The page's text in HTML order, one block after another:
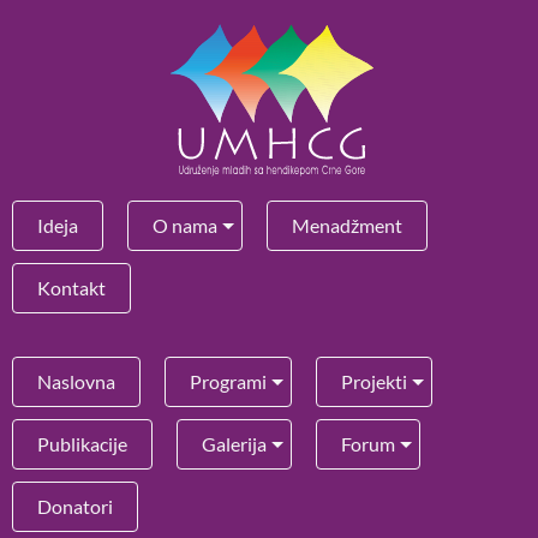
Ideja O nama Menadžment
Kontakt
Naslovna Programi Projekti
Publikacije Galerija Forum
Donatori